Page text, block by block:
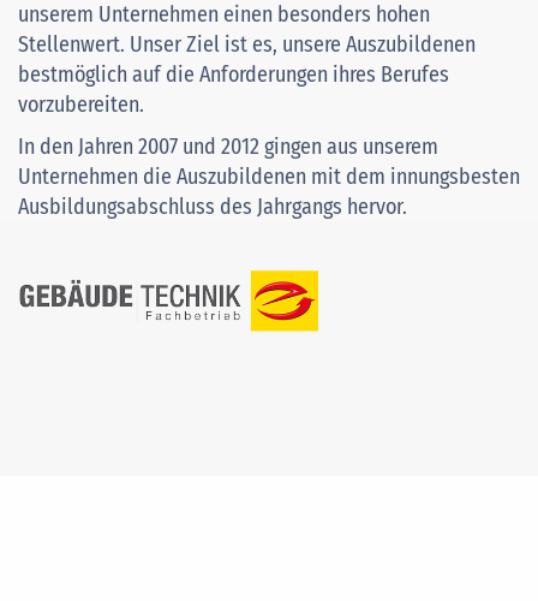
unserem Unternehmen einen besonders hohen
Stellenwert. Unser Ziel ist es, unsere Auszubildenen
bestmöglich auf die Anforderungen ihres Berufes
vorzubereiten.
In den Jahren 2007 und 2012 gingen aus unserem
Unternehmen die Auszubildenen mit dem innungsbesten
Ausbildungsabschluss des Jahrgangs hervor.